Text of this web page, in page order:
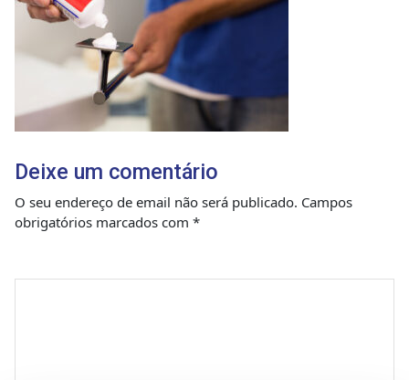
Deixe um comentário
O seu endereço de email não será publicado. Campos
obrigatórios marcados com *